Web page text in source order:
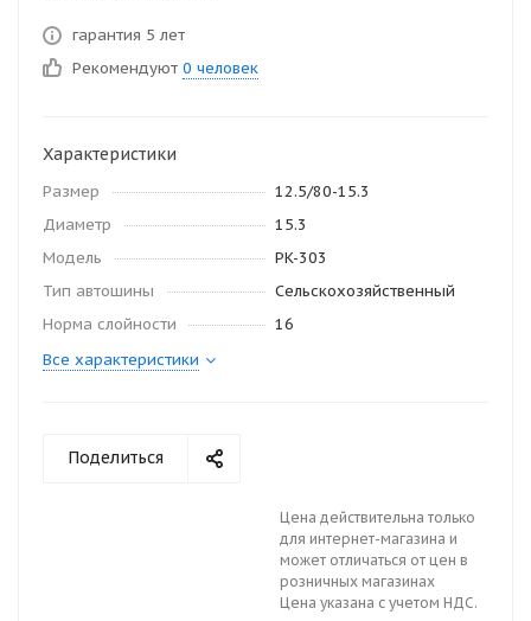
гарантия 5 лет
Рекомендуют 0 человек
Характеристики
Размер
12.5/80-15.3
Диаметр
15.3
Модель
PK-303
Тип автошины
Сельскохозяйственный
Норма слойности
16
Все характеристики
Поделиться
Цена действительна только
для интернет-магазина и
может отличаться от цен в
розничных магазинах
Цена указана с учетом НДС.